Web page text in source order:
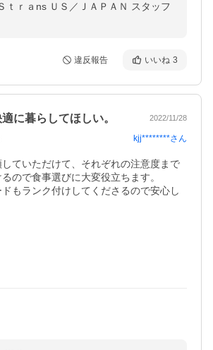
ｔｒａns ＵＳ／ＪＡＰＡＮ スタッフ
違反報告 いいね 3
に暮らしてほしい。 2022/11/28
kjj********さん
ていただけて、それぞれの注意度まで
ので食事選びに大変役立ちます。
もランク付けしてくださるので安心し